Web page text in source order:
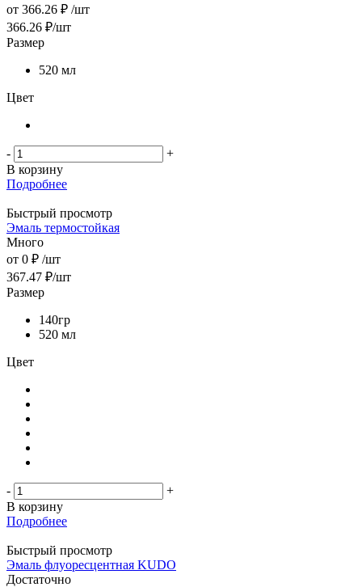
от 366.26 ₽ /шт
366.26 ₽/шт
Размер
520 мл
Цвет
-
+
В корзину
Подробнее
Быстрый просмотр
Эмаль термостойкая
Много
от 0 ₽ /шт
367.47 ₽/шт
Размер
140гр
520 мл
Цвет
-
+
В корзину
Подробнее
Быстрый просмотр
Эмаль флуоресцентная KUDO
Достаточно